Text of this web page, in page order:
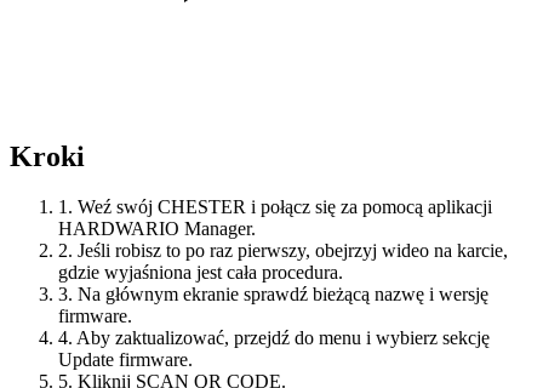
Kroki
1. Weź swój CHESTER i połącz się za pomocą aplikacji
HARDWARIO Manager.
2. Jeśli robisz to po raz pierwszy, obejrzyj wideo na karcie,
gdzie wyjaśniona jest cała procedura.
3. Na głównym ekranie sprawdź bieżącą nazwę i wersję
firmware.
4. Aby zaktualizować, przejdź do menu i wybierz sekcję
Update firmware.
5. Kliknij SCAN QR CODE.